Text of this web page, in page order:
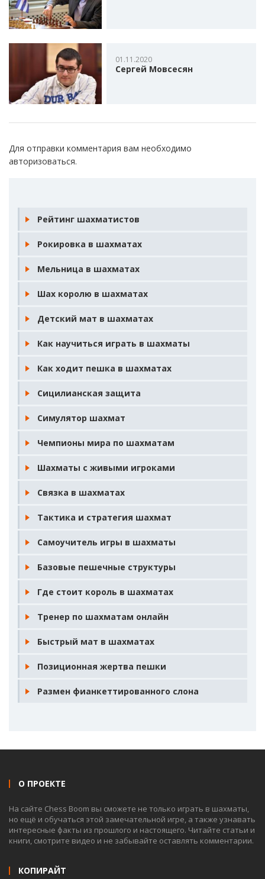
01.11.2020
Сергей Мовсесян
Для отправки комментария вам необходимо
авторизоваться.
Рейтинг шахматистов
Рокировка в шахматах
Мельница в шахматах
Шах королю в шахматах
Детский мат в шахматах
Как научиться играть в шахматы
Как ходит пешка в шахматах
Сицилианская защита
Симулятор шахмат
Чемпионы мира по шахматам
Шахматы с живыми игроками
Связка в шахматах
Тактика и стратегия шахмат
Самоучитель игры в шахматы
Базовые пешечные структуры
Где стоит король в шахматах
Тренер по шахматам онлайн
Быстрый мат в шахматах
Позиционная жертва пешки
Размен фианкеттированного слона
О ПРОЕКТЕ
На сайте Chess Boom вы сможете не только играть в шахматы,
но ещё и обучаться этой замечательной игре, а также узнавать
интересные факты из прошлого и настоящего. Читайте статьи и
книги, смотрите видео и не забывайте оставлять комментарии.
КОПИРАЙТ